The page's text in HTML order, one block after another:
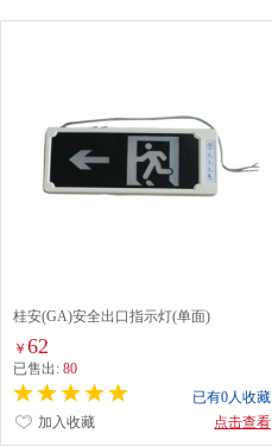
桂安(GA)安全出口指示灯(单面)
￥ 62
已售出: 80
已有0人收藏
点击查看
加入收藏